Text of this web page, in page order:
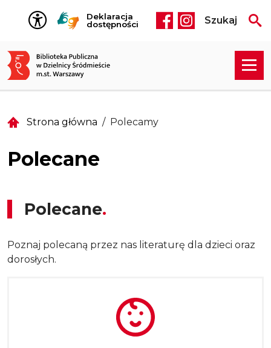
Przejdź do treści
Deklaracja
dostępności
Social media
Szukaj
Strona główna Polecamy
Polecane
Polecane
Poznaj polecaną przez nas literaturę dla dzieci oraz
dorosłych.